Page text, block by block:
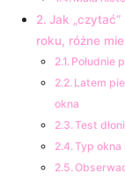
Jak
roku, różne
Południe
Latem
okna
Test
Typ okna